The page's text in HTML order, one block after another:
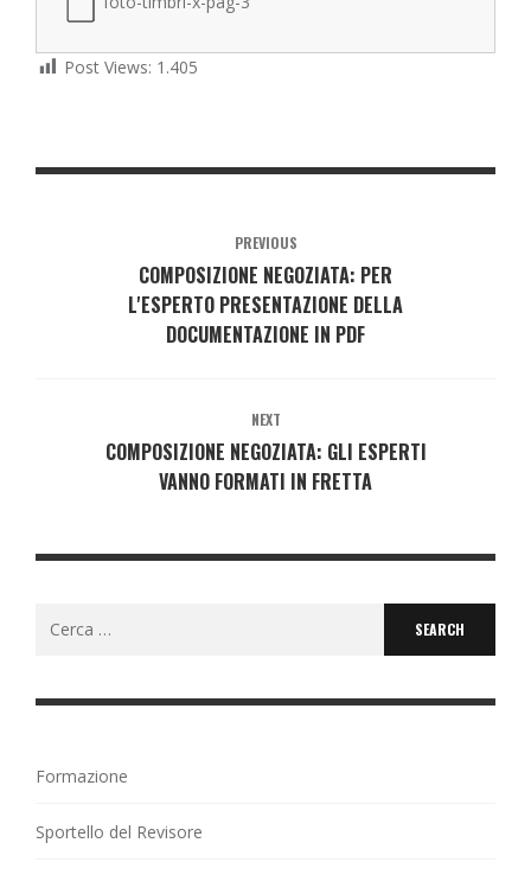
Post Views: 1.405
PREVIOUS
COMPOSIZIONE NEGOZIATA: PER
L'ESPERTO PRESENTAZIONE DELLA
DOCUMENTAZIONE IN PDF
NEXT
COMPOSIZIONE NEGOZIATA: GLI ESPERTI
VANNO FORMATI IN FRETTA
Formazione
Sportello del Revisore